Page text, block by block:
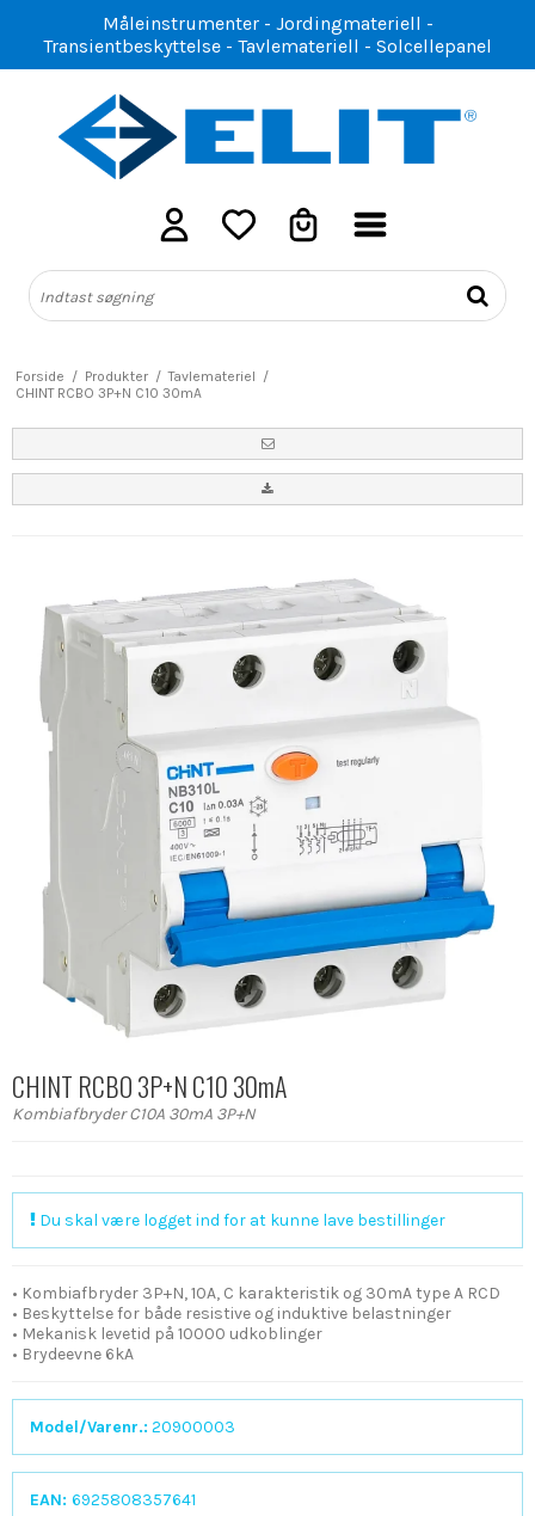
Måleinstrumenter - Jordingmateriell -
Transientbeskyttelse - Tavlemateriell - Solcellepanel
Forside / Produkter / Tavlemateriel /
CHINT RCBO 3P+N C10 30mA
CHINT RCBO 3P+N C10 30mA
Kombiafbryder C10A 30mA 3P+N
Du skal være logget ind for at kunne lave bestillinger
• Kombiafbryder 3P+N, 10A, C karakteristik og 30mA type A RCD
• Beskyttelse for både resistive og induktive belastninger
• Mekanisk levetid på 10000 udkoblinger
• Brydeevne 6kA
Model/Varenr.: 20900003
EAN: 6925808357641